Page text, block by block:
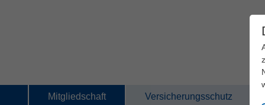
Mitgliedschaft
Versicherungsschutz